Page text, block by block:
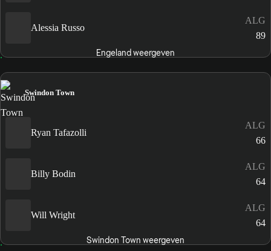
Alessia Russo
ALG
89
Engeland weergeven
Swindon Town
Ryan Tafazolli
ALG
66
Billy Bodin
ALG
64
Will Wright
ALG
64
Swindon Town weergeven